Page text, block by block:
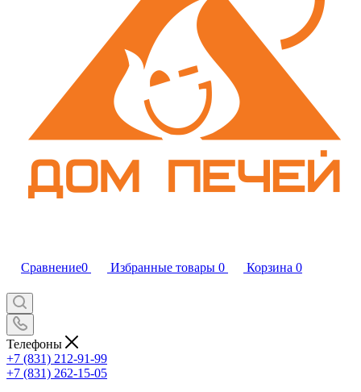
Сравнение0 Избранные товары 0 Корзина 0
Телефоны
+7 (831) 212-91-99
+7 (831) 262-15-05